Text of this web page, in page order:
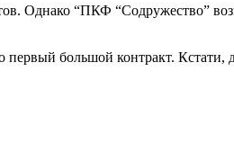
Однако “ПКФ “Содружество”
большой контракт. Кстати,